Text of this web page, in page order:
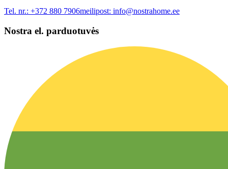
Tel. nr.: +372 880 7906meilipost: info@nostrahome.ee
Nostra el. parduotuvės